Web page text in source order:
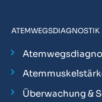
ATEMWEGSDIAGNOSTIK
Überwachung &